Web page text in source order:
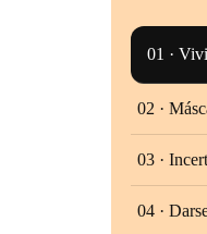
01 ·
02 ·
03 ·
04 ·